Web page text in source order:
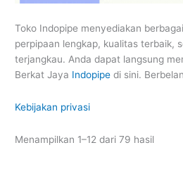
Toko Indopipe menyediakan
perpipaan lengkap, kualitas terbaik,
terjangkau. Anda dapat langsung
Berkat Jaya Indopipe di sini.
Kebijakan privasi
Menampilkan 1–12 dari 79 hasil